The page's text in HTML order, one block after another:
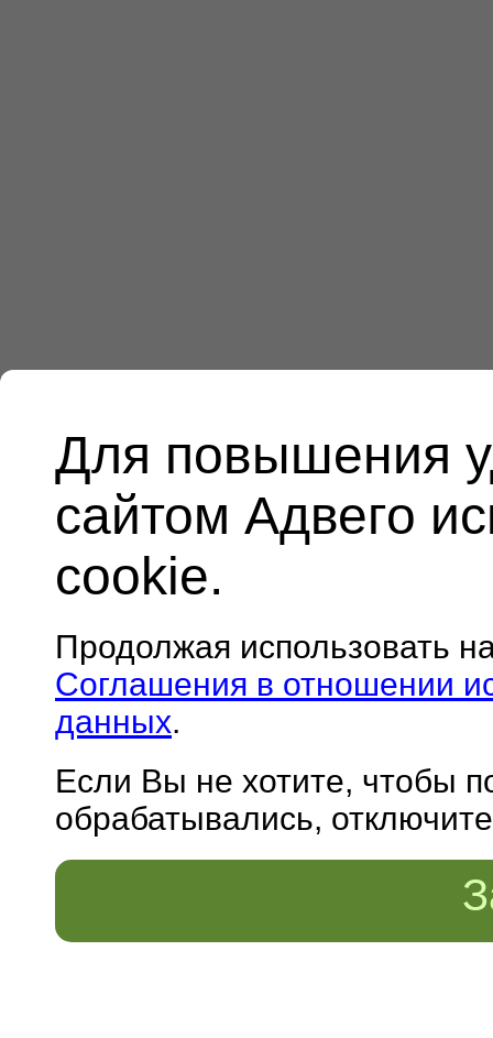
Для повышения
сайтом Адвего
cookie.
Продолжая использовать
Соглашения в отношении
данных.
Если Вы не хотите, чтобы
обрабатывались,